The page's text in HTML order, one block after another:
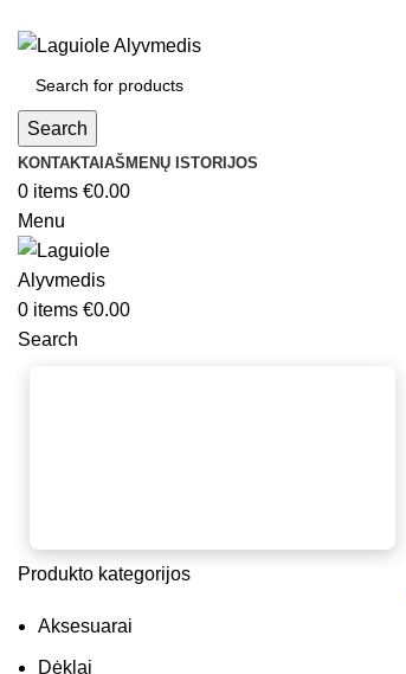
Search
KONTAKTAI AŠMENŲ ISTORIJOS
0 items €0.00
Menu
0 items €0.00
Search
Produkto kategorijos
Aksesuarai
Dėklai